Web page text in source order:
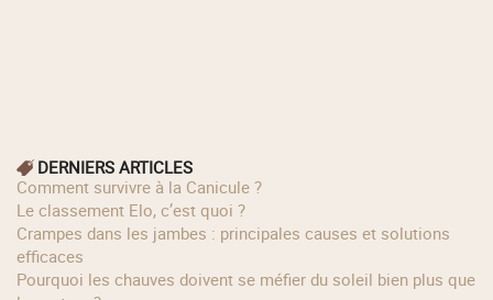
DERNIERS ARTICLES
Comment survivre à la Canicule ?
Le classement Elo, c’est quoi ?
Crampes dans les jambes : principales causes et solutions
efficaces
Pourquoi les chauves doivent se méfier du soleil bien plus que